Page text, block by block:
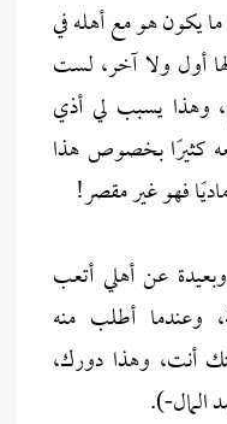
يكون هو مع أهله في
أول ولا آخر، لست
وهذا يسبب لي أذي
كثيرًا بخصوص هذا
فهو غير مقصر!
عن أهلي أتعب
وعندما أطلب منه
أنت، وهذا دورك،
المال-).